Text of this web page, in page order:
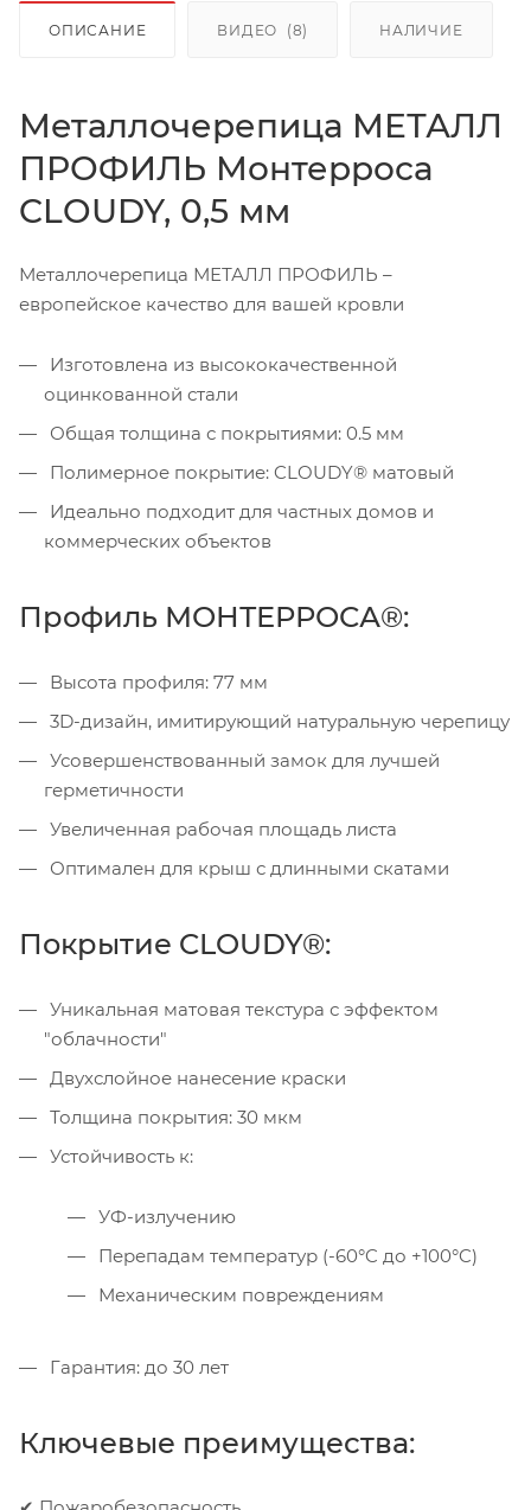
ОПИСАНИЕ ВИДЕО (8) НАЛИЧИЕ
Металлочерепица МЕТАЛЛ
ПРОФИЛЬ Монтерроса
CLOUDY, 0,5 мм
Металлочерепица МЕТАЛЛ ПРОФИЛЬ –
европейское качество для вашей кровли
Изготовлена из высококачественной
оцинкованной стали
Общая толщина с покрытиями: 0.5 мм
Полимерное покрытие: CLOUDY® матовый
Идеально подходит для частных домов и
коммерческих объектов
Профиль МОНТЕРРОСА®:
Высота профиля: 77 мм
3D-дизайн, имитирующий натуральную черепицу
Усовершенствованный замок для лучшей
герметичности
Увеличенная рабочая площадь листа
Оптимален для крыш с длинными скатами
Покрытие CLOUDY®:
Уникальная матовая текстура с эффектом
"облачности"
Двухслойное нанесение краски
Толщина покрытия: 30 мкм
Устойчивость к:
УФ-излучению
Перепадам температур (-60°C до +100°C)
Механическим повреждениям
Гарантия: до 30 лет
Ключевые преимущества: